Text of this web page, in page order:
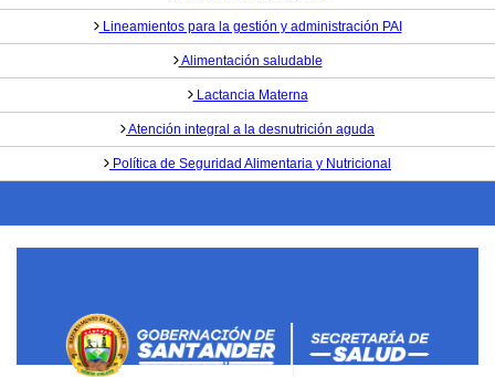
Lineamientos para la gestión y administración PAI
Alimentación saludable
Lactancia Materna
Atención integral a la desnutrición aguda
Política de Seguridad Alimentaria y Nutricional